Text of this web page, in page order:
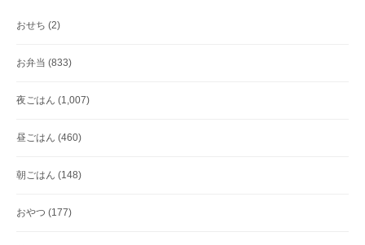
おせち (2)
お弁当 (833)
夜ごはん (1,007)
昼ごはん (460)
朝ごはん (148)
おやつ (177)